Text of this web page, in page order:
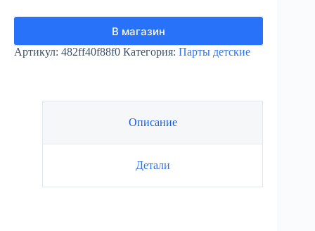
В магазин
Артикул: 482ff40f88f0 Категория: Парты детские
Описание
Детали